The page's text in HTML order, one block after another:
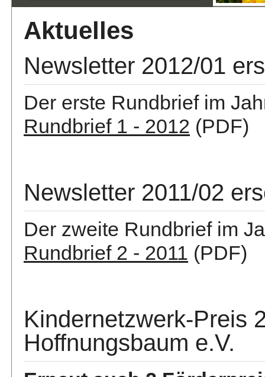
Aktuelles
Newsletter 2012/01
Der erste Rundbrief im
Rundbrief 1 - 2012 (PDF)
Newsletter 2011/02
Der zweite Rundbrief im
Rundbrief 2 - 2011 (PDF)
Kindernetzwerk-Preis
Hoffnungsbaum e.V.